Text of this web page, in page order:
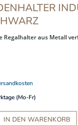
Regalhalter aus Metall
(Mo-Fr)
IN DEN WARENKORB